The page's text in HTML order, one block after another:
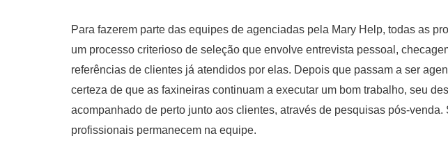
Para fazerem parte das equipes de agenciadas pela Mary Help, todas as
um processo criterioso de seleção que envolve entrevista pessoal,
referências de clientes já atendidos por elas. Depois que passam a ser
certeza de que as faxineiras continuam a executar um bom trabalho, seu
acompanhado de perto junto aos clientes, através de pesquisas pós-venda.
profissionais permanecem na equipe.